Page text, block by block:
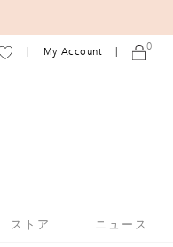
ストア ニュース
My Account 0